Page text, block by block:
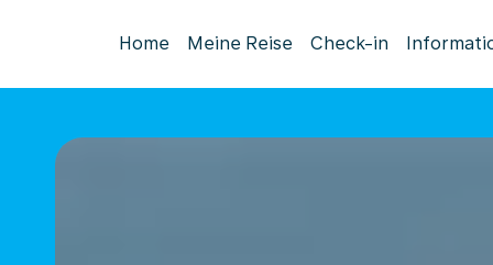
Home Meine Reise Check-in